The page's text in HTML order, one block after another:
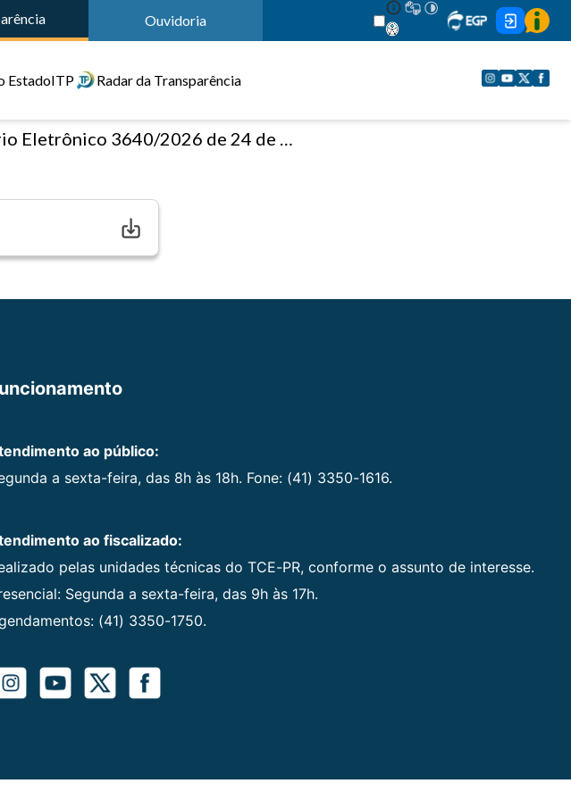
Ouvidoria
EstadoITP Radar da Transparência
Eletrônico 3640/2026 de 24 de março de 2026
ao público:
a sexta-feira, das 8h às 18h. Fone: (41) 3350-1616.
ao fiscalizado:
pelas unidades técnicas do TCE-PR, conforme o assunto de interesse.
Segunda a sexta-feira, das 9h às 17h.
(41) 3350-1750.